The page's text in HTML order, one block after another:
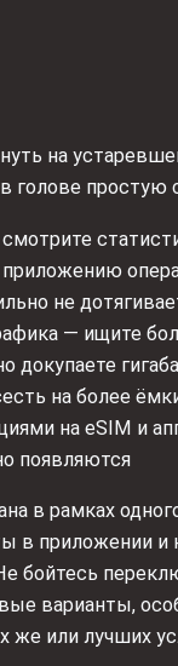
на
голове простую
приложению
не
— ищите
докупаете
на более
на eSIM и
появляются
в рамках
в приложении и
бойтесь
варианты,
же или лучших